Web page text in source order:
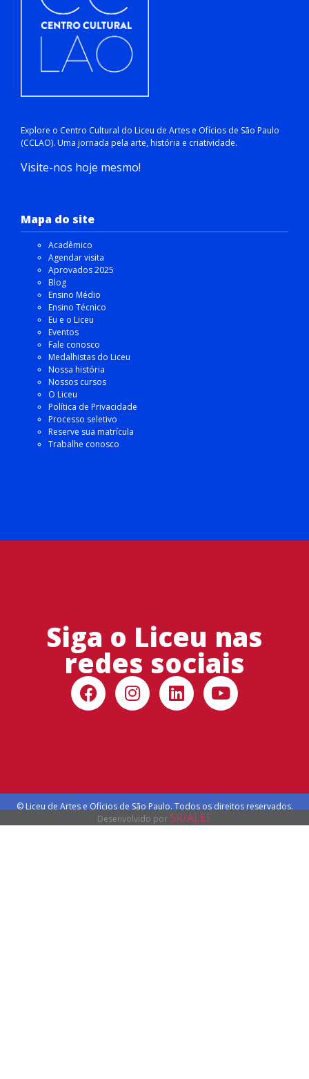
Explore o Centro Cultural do Liceu de Artes e Ofícios de São Paulo
(CCLAO). Uma jornada pela arte, história e criatividade.
Visite-nos hoje mesmo!
Mapa do site
Acadêmico
Agendar visita
Aprovados 2025
Blog
Ensino Médio
Ensino Técnico
Eu e o Liceu
Eventos
Fale conosco
Medalhistas do Liceu
Nossa história
Nossos cursos
O Liceu
Política de Privacidade
Processo seletivo
Reserve sua matrícula
Trabalhe conosco
Siga o Liceu nas
redes sociais
© Liceu de Artes e Ofícios de São Paulo. Todos os direitos reservados.
Desenvolvido por SR/ALEF